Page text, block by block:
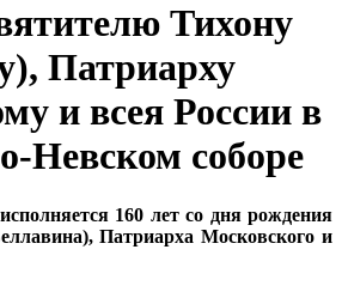
Тихону
Патриарху
и всея России в
Невском соборе
160 лет со дня рождения
Патриарха Московского и